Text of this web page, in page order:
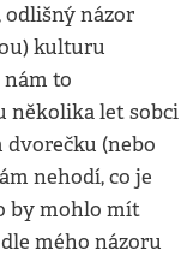
názor
kulturu
to
několika let sobci
(nebo
nehodí, co je
by mohlo mít
mého názoru